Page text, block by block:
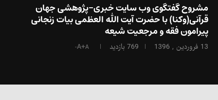
مشروح گفتگوی وب سایت خبری-پژوهشی جهان
قرآنی(وکنا) با حضرت آیت الله العظمی بیات زنجانی
پیرامون فقه و مرجعیت شیعه
13 فروردین , 1396 769 بازدید A+A-